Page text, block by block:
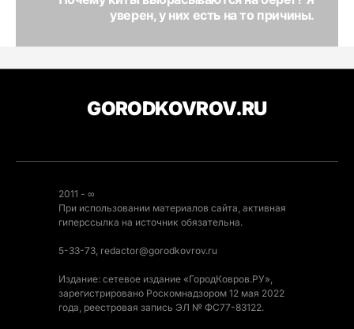
уверен, у них есть на то причины.
GORODKOVROV.RU
2011 - ∞
При использовании материалов сайта, активная
гиперссылка на источник обязательна.
5-33-73, redactor@gorodkovrov.ru
Издание: сетевое издание «ГородКовров.РУ»,
зарегистрировано Роскомнадзором 12 мая 2022
года, реестровая запись ЭЛ № ФС77-83122.